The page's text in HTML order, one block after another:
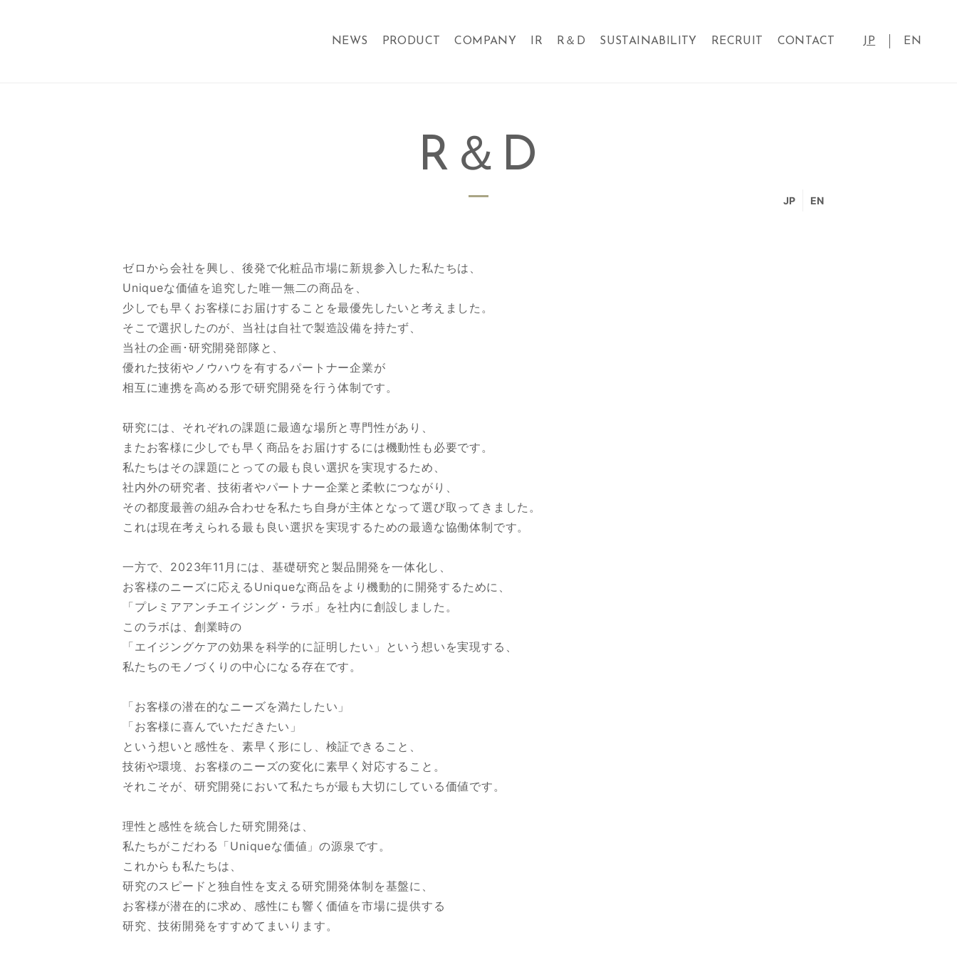
R＆D
JP EN
ゼロから会社を興し、後発で化粧品市場に新規参入した私たちは、
Uniqueな価値を追究した唯一無二の商品を、
少しでも早くお客様にお届けすることを最優先したいと考えました。
そこで選択したのが、当社は自社で製造設備を持たず、
当社の企画･研究開発部隊と、
優れた技術やノウハウを有するパートナー企業が
相互に連携を高める形で研究開発を行う体制です。
研究には、それぞれの課題に最適な場所と専門性があり、
またお客様に少しでも早く商品をお届けするには機動性も必要です。
私たちはその課題にとっての最も良い選択を実現するため、
社内外の研究者、技術者やパートナー企業と柔軟につながり、
その都度最善の組み合わせを私たち自身が主体となって選び取ってきました。
これは現在考えられる最も良い選択を実現するための最適な協働体制です。
一方で、2023年11月には、基礎研究と製品開発を一体化し、
お客様のニーズに応えるUniqueな商品をより機動的に開発するために、
「プレミアアンチエイジング・ラボ」を社内に創設しました。
このラボは、創業時の
「エイジングケアの効果を科学的に証明したい」という想いを実現する、
私たちのモノづくりの中心になる存在です。
「お客様の潜在的なニーズを満たしたい」
「お客様に喜んでいただきたい」
という想いと感性を、素早く形にし、検証できること、
技術や環境、お客様のニーズの変化に素早く対応すること。
それこそが、研究開発において私たちが最も大切にしている価値です。
理性と感性を統合した研究開発は、
私たちがこだわる「Uniqueな価値」の源泉です。
これからも私たちは、
研究のスピードと独自性を支える研究開発体制を基盤に、
お客様が潜在的に求め、感性にも響く価値を市場に提供する
研究、技術開発をすすめてまいります。
NEWS PRODUCT COMPANY IR R＆D SUSTAINABILITY RECRUIT CONTACT JP EN